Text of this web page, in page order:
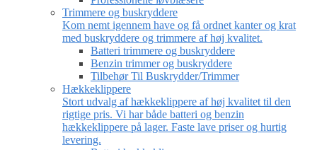
Trimmere og buskryddere
Kom nemt igennem have og få ordnet kanter og krat
med buskryddere og trimmere af høj kvalitet.
Batteri trimmere og buskryddere
Benzin trimmer og buskryddere
Tilbehør Til Buskrydder/Trimmer
Hækkeklippere
Stort udvalg af hækkeklippere af høj kvalitet til den
rigtige pris. Vi har både batteri og benzin
hækkeklippere på lager. Faste lave priser og hurtig
levering.